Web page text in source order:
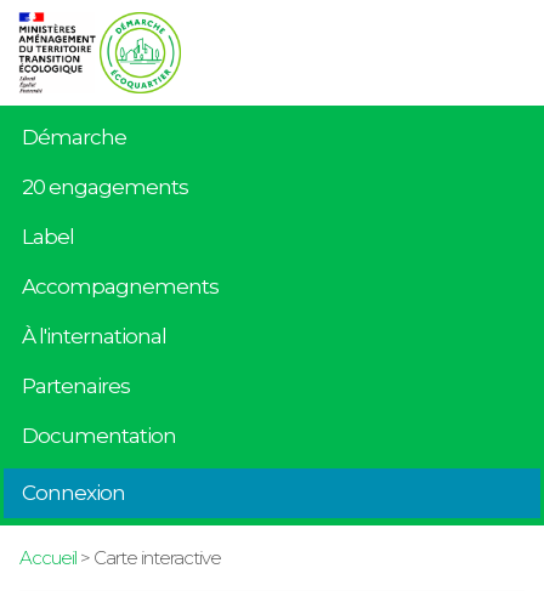
Démarche
20 engagements
Label
Accompagnements
À l'international
Partenaires
Documentation
Connexion
Accueil> Carte interactive